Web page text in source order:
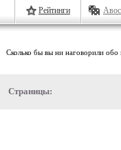
Рейтинги
Сколько бы вы ни наговорили обо
Страницы: